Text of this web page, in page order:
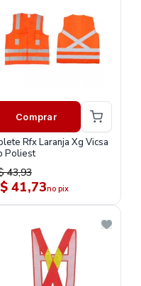
Comprar
Rfx Laranja Xg Vicsa
Poliest
43,93
41,73no pix